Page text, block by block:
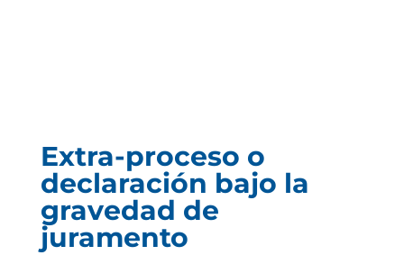
Extra-proceso o
declaración bajo la
gravedad de
juramento